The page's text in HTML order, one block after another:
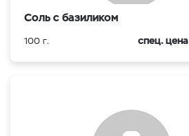
Соль с базиликом
100 г. спец. цена